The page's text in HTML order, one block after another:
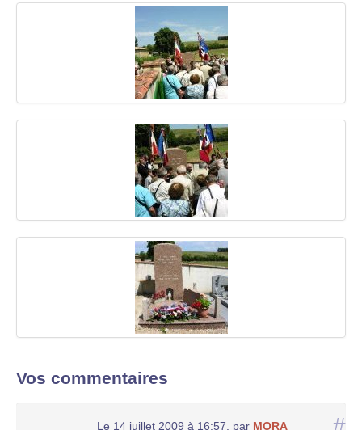
Vos commentaires
Le 14 juillet 2009 à 16:57 par MORA